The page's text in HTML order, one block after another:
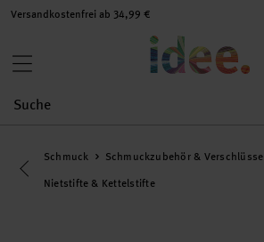
Versandkostenfrei ab 34,99 €
Eine Kategorie zurück navigieren
Schmuck
Schmuckzubehör & Verschlüsse
Nietstifte & Kettelstifte